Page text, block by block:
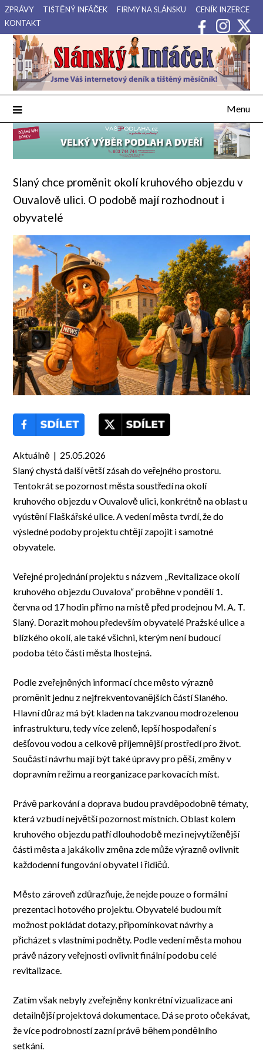
Přejdi
na
obsah
ZPRÁVY TIŠTĚNÝ INFÁČEK FIRMY NA SLÁNSKU
CENÍK INZERCE
KONTAKT
Slánský Infáček
Váš internetový deník a tištěný měsíčník pro Slánsko, Kladensko
a Lounsko.
Menu
Slaný chce proměnit okolí kruhového objezdu v
Ouvalově ulici. O podobě mají rozhodnout i
obyvatelé
Aktuálně | 25.05.2026
Slaný chystá další větší zásah do veřejného prostoru.
Tentokrát se pozornost města soustředí na okolí
kruhového objezdu v Ouvalově ulici, konkrétně na oblast u
vyústění Flaškářské ulice. A vedení města tvrdí, že do
výsledné podoby projektu chtějí zapojit i samotné
obyvatele.
Veřejné projednání projektu s názvem „Revitalizace okolí
kruhového objezdu Ouvalova“ proběhne v pondělí 1.
června od 17 hodin přímo na místě před prodejnou M. A. T.
Slaný. Dorazit mohou především obyvatelé Pražské ulice a
blízkého okolí, ale také všichni, kterým není budoucí
podoba této části města lhostejná.
Podle zveřejněných informací chce město výrazně
proměnit jednu z nejfrekventovanějších částí Slaného.
Hlavní důraz má být kladen na takzvanou modrozelenou
infrastrukturu, tedy více zeleně, lepší hospodaření s
dešťovou vodou a celkově příjemnější prostředí pro život.
Součástí návrhu mají být také úpravy pro pěší, změny v
dopravním režimu a reorganizace parkovacích míst.
Právě parkování a doprava budou pravděpodobně tématy,
která vzbudí největší pozornost místních. Oblast kolem
kruhového objezdu patří dlouhodobě mezi nejvytíženější
části města a jakákoliv změna zde může výrazně ovlivnit
každodenní fungování obyvatel i řidičů.
Město zároveň zdůrazňuje, že nejde pouze o formální
prezentaci hotového projektu. Obyvatelé budou mít
možnost pokládat dotazy, připomínkovat návrhy a
přicházet s vlastními podněty. Podle vedení města mohou
právě názory veřejnosti ovlivnit finální podobu celé
revitalizace.
Zatím však nebyly zveřejněny konkrétní vizualizace ani
detailnější projektová dokumentace. Dá se proto očekávat,
že více podrobností zazní právě během pondělního
setkání.